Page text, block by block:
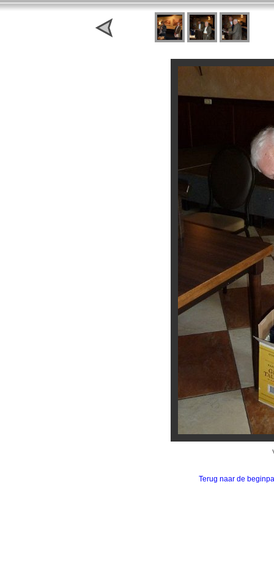
Terug naar de